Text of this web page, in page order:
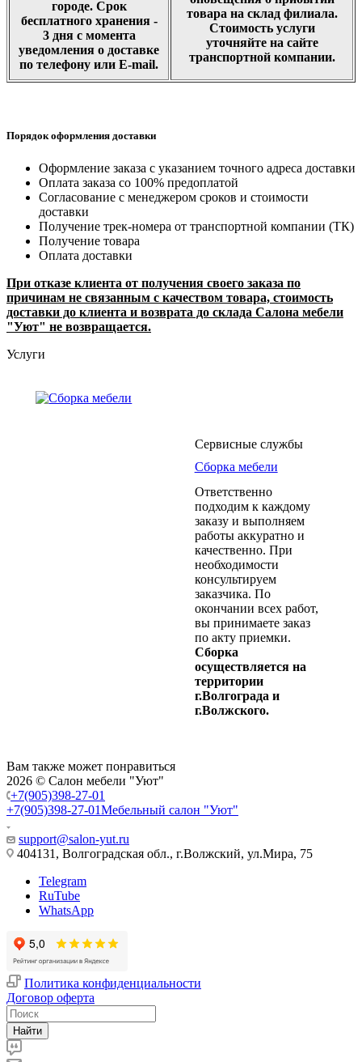
городе. Срок
бесплатного хранения -
3 дня с момента
уведомления о доставке
по телефону или E-mail.
товара на склад филиала.
Стоимость услуги
уточняйте на сайте
транспортной компании.
Порядок оформления доставки
Оформление заказа с указанием точного адреса доставки
Оплата заказа со 100% предоплатой
Согласование с менеджером сроков и стоимости
доставки
Получение трек-номера от транспортной компании (ТК)
Получение товара
Оплата доставки
При отказе клиента от получения своего заказа по
причинам не связанным с качеством товара, стоимость
доставки до клиента и возврата до склада Салона мебели
"Уют" не возвращается.
Услуги
Сервисные службы
Сборка мебели
Ответственно
подходим к каждому
заказу и выполняем
работы аккуратно и
качественно. При
необходимости
консультируем
заказчика. По
окончании всех работ,
вы принимаете заказ
по акту приемки.
Сборка
осуществляется на
территории
г.Волгограда и
г.Волжского.
Вам также может понравиться
2026 © Салон мебели "Уют"
+7(905)398-27-01
+7(905)398-27-01Мебельный салон "Уют"
support@salon-yut.ru
404131, Волгоградская обл., г.Волжский, ул.Мира, 75
Telegram
RuTube
WhatsApp
Политика конфиденциальности
Договор оферта
Найти